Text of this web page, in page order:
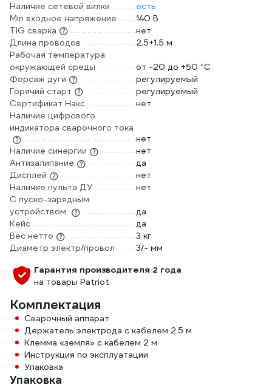
Наличие сетевой вилки
есть
Min входное напряжение
140 В
TIG сварка
нет
Длина проводов
2.5+1.5 м
Рабочая температура
окружающей среды
от -20 до +50 °С
Форсаж дуги
регулируемый
Горячий старт
регулируемый
Сертификат Накс
нет
Наличие цифрового
индикатора сварочного тока
нет
Наличие синергии
нет
Антизалипание
да
Дисплей
нет
Наличие пульта ДУ
нет
С пуско-зарядным
устройством
да
Кейс
да
Вес нетто
3 кг
Диаметр электр/провол
3/- мм
Гарантия производителя 2 года
на товары Patriot
Комплектация
Сварочный аппарат
Держатель электрода с кабелем 2.5 м
Клемма «земля» с кабелем 2 м
Инструкция по эксплуатации
Упаковка
Упаковка